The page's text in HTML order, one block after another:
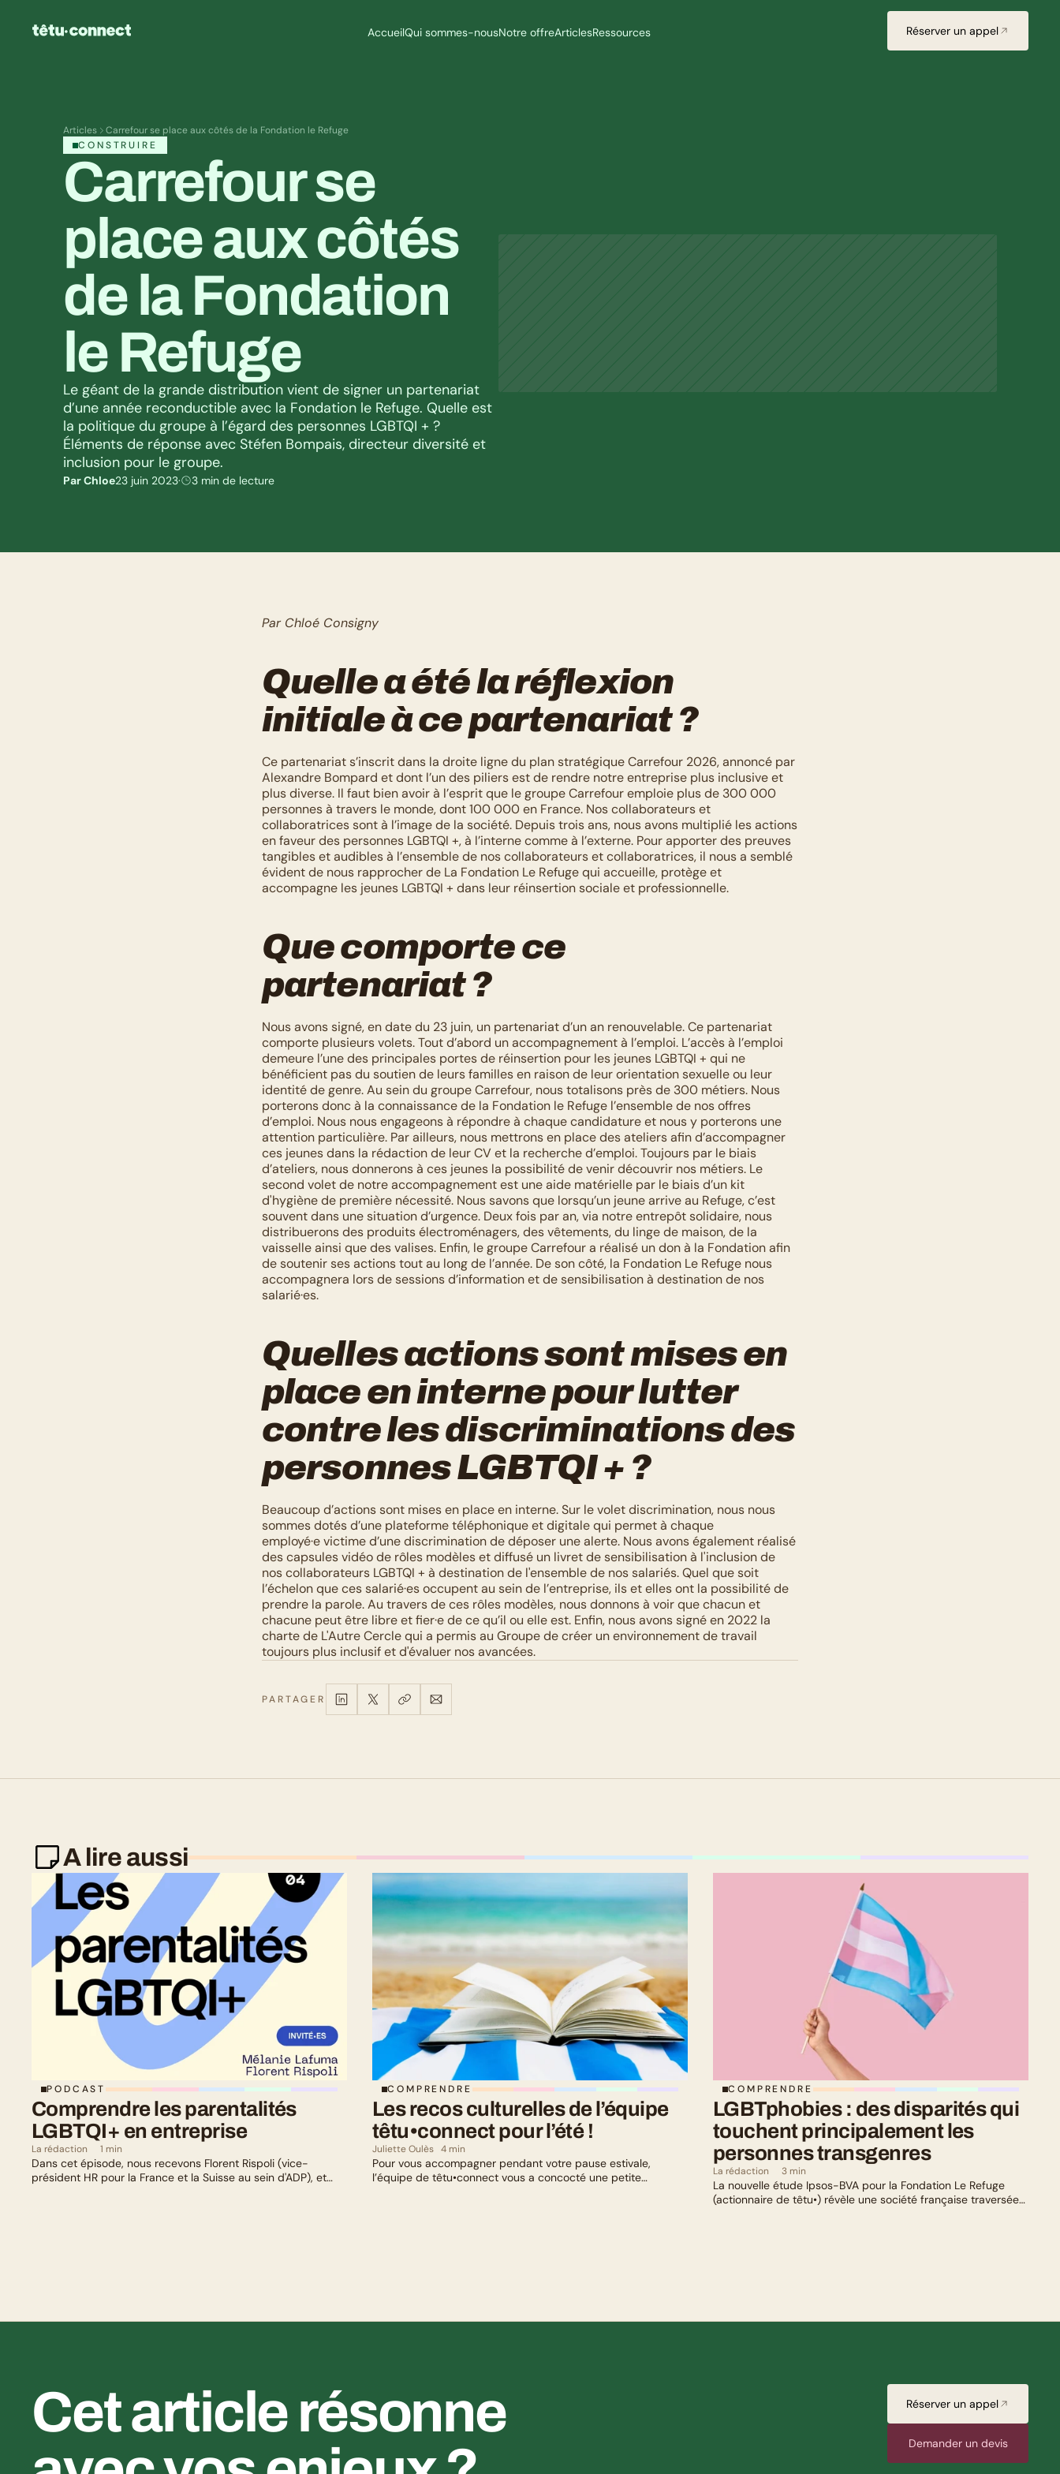
AccueilQui sommes-nousNotre offreArticlesRessources Réserver un appel
Articles
Carrefour se place aux côtés de la Fondation le Refuge
CONSTRUIRE
Carrefour se
place aux côtés
de la Fondation
le Refuge
Le géant de la grande distribution vient de signer un partenariat
d’une année reconductible avec la Fondation le Refuge. Quelle est
la politique du groupe à l’égard des personnes LGBTQI + ?
Éléments de réponse avec Stéfen Bompais, directeur diversité et
inclusion pour le groupe.
Par Chloe23 juin 2023· 3 min de lecture
Par Chloé Consigny
Quelle a été la réflexion
initiale à ce partenariat ?
Ce partenariat s’inscrit dans la droite ligne du plan stratégique Carrefour 2026, annoncé par
Alexandre Bompard et dont l’un des piliers est de rendre notre entreprise plus inclusive et
plus diverse. Il faut bien avoir à l’esprit que le groupe Carrefour emploie plus de 300 000
personnes à travers le monde, dont 100 000 en France. Nos collaborateurs et
collaboratrices sont à l’image de la société. Depuis trois ans, nous avons multiplié les actions
en faveur des personnes LGBTQI +, à l’interne comme à l’externe. Pour apporter des preuves
tangibles et audibles à l’ensemble de nos collaborateurs et collaboratrices, il nous a semblé
évident de nous rapprocher de La Fondation Le Refuge qui accueille, protège et
accompagne les jeunes LGBTQI + dans leur réinsertion sociale et professionnelle.
Que comporte ce
partenariat ?
Nous avons signé, en date du 23 juin, un partenariat d’un an renouvelable. Ce partenariat
comporte plusieurs volets. Tout d’abord un accompagnement à l’emploi. L’accès à l’emploi
demeure l’une des principales portes de réinsertion pour les jeunes LGBTQI + qui ne
bénéficient pas du soutien de leurs familles en raison de leur orientation sexuelle ou leur
identité de genre. Au sein du groupe Carrefour, nous totalisons près de 300 métiers. Nous
porterons donc à la connaissance de la Fondation le Refuge l’ensemble de nos offres
d’emploi. Nous nous engageons à répondre à chaque candidature et nous y porterons une
attention particulière. Par ailleurs, nous mettrons en place des ateliers afin d’accompagner
ces jeunes dans la rédaction de leur CV et la recherche d’emploi. Toujours par le biais
d’ateliers, nous donnerons à ces jeunes la possibilité de venir découvrir nos métiers. Le
second volet de notre accompagnement est une aide matérielle par le biais d’un kit
d'hygiène de première nécessité. Nous savons que lorsqu’un jeune arrive au Refuge, c’est
souvent dans une situation d’urgence. Deux fois par an, via notre entrepôt solidaire, nous
distribuerons des produits électroménagers, des vêtements, du linge de maison, de la
vaisselle ainsi que des valises. Enfin, le groupe Carrefour a réalisé un don à la Fondation afin
de soutenir ses actions tout au long de l’année. De son côté, la Fondation Le Refuge nous
accompagnera lors de sessions d’information et de sensibilisation à destination de nos
salarié·es.
Quelles actions sont mises en
place en interne pour lutter
contre les discriminations des
personnes LGBTQI + ?
Beaucoup d’actions sont mises en place en interne. Sur le volet discrimination, nous nous
sommes dotés d’une plateforme téléphonique et digitale qui permet à chaque
employé·e victime d’une discrimination de déposer une alerte. Nous avons également réalisé
des capsules vidéo de rôles modèles et diffusé un livret de sensibilisation à l'inclusion de
nos collaborateurs LGBTQI + à destination de l'ensemble de nos salariés. Quel que soit
l’échelon que ces salarié·es occupent au sein de l’entreprise, ils et elles ont la possibilité de
prendre la parole. Au travers de ces rôles modèles, nous donnons à voir que chacun et
chacune peut être libre et fier·e de ce qu’il ou elle est. Enfin, nous avons signé en 2022 la
charte de L'Autre Cercle qui a permis au Groupe de créer un environnement de travail
toujours plus inclusif et d'évaluer nos avancées.
PARTAGER
A lire aussi
PODCAST
Comprendre les parentalités
LGBTQI+ en entreprise
La rédaction 1 min
Dans cet épisode, nous recevons Florent Rispoli (vice-
président HR pour la France et la Suisse au sein d'ADP), et
COMPRENDRE
Les recos culturelles de l’équipe
têtu•connect pour l’été !
Juliette Oulès 4 min
Pour vous accompagner pendant votre pause estivale,
l’équipe de têtu•connect vous a concocté une petite
COMPRENDRE
LGBTphobies : des disparités qui
touchent principalement les
personnes transgenres
La rédaction 3 min
La nouvelle étude Ipsos-BVA pour la Fondation Le Refuge
(actionnaire de têtu•) révèle une société française traversée
Cet article résonne
Réserver un appel
Demander un devis